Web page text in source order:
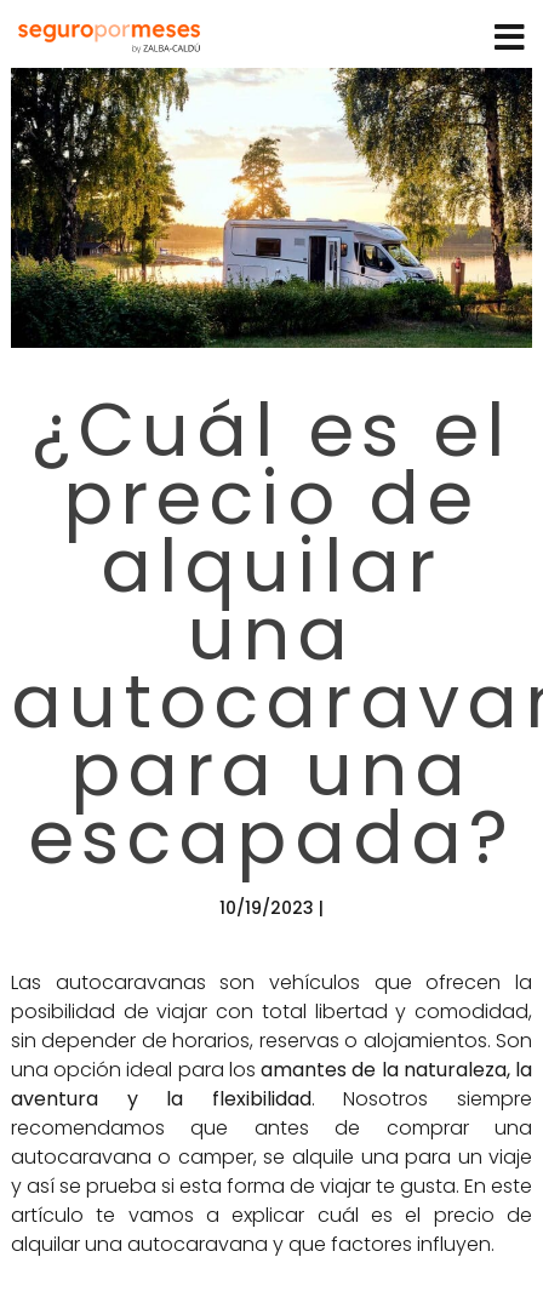
¿Cuál es el
precio de
alquilar
una
para una
escapada?
10/19/2023 |
Las autocaravanas son vehículos que ofrecen la
posibilidad de viajar con total libertad y comodidad,
sin depender de horarios, reservas o alojamientos. Son
una opción ideal para los amantes de la naturaleza, la
aventura y la flexibilidad. Nosotros siempre
recomendamos que antes de comprar una
autocaravana o camper, se alquile una para un viaje
y así se prueba si esta forma de viajar te gusta. En este
artículo te vamos a explicar cuál es el precio de
alquilar una autocaravana y que factores influyen.